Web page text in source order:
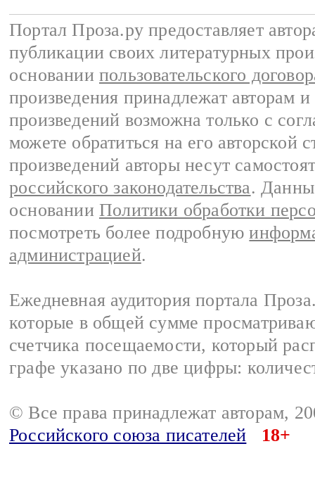
Портал Проза.ру предоставляет
публикации своих литературных
основании пользовательского
произведения принадлежат авторам
произведений возможна только с
можете обратиться на его авторской
произведений авторы несут
российского законодательства.
основании Политики обработки
посмотреть более подробную
администрацией.
Ежедневная аудитория портала
которые в общей сумме
счетчика посещаемости, который
графе указано по две цифры:
© Все права принадлежат авторам,
Российского союза писателей
18+